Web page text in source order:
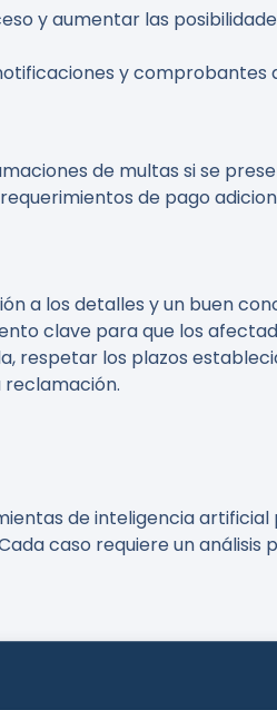
y aumentar las
y comprobantes
de multas si se
de pago
a los detalles y un buen
clave para que los
respetar los plazos
reclamación.
de inteligencia
caso requiere un análisis